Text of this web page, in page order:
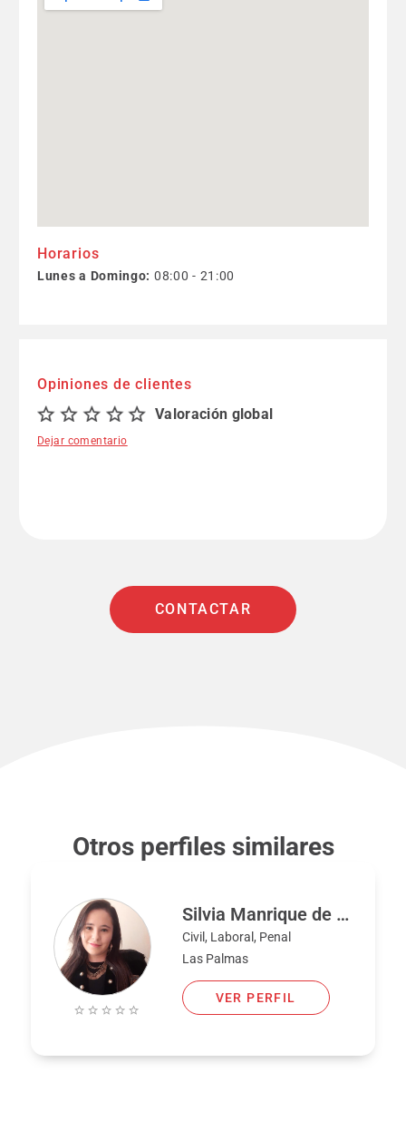
Horarios
Lunes a Domingo: 08:00 - 21:00
Opiniones de clientes
Valoración global
Dejar comentario
CONTACTAR
Otros perfiles similares
Silvia Manrique de Lara Ojeda
Civil, Laboral, Penal
Las Palmas
VER PERFIL